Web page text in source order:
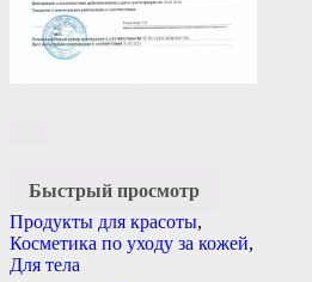
Быстрый просмотр
Продукты для красоты,
Косметика по уходу за кожей,
Для тела